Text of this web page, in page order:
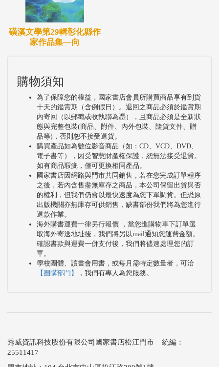
磺溪文學第29輯彰化縣作
家作品集—向
購物須知
為了保障您的權益，國家書店會員所購買商品享有到貨
十天的鑑賞期（含例假日）。退回之商品必須於鑑賞期
內寄回（以郵戳或收執聯為憑），且商品必須是全新狀
態與完整包裝(商品、附件、內外包裝、隨貨文件、贈
品等)，否則恕不接受退貨。
購買產品如為數位影音商品（如：CD、VCD、DVD、
電子書等），因受智慧財產權保護，恕無法接受退貨。
如有商品瑕疵，僅可更換相同產品。
國家書店因網路與門市共同銷售，若在您完成訂單程序
之後，若內含售盡無庫存之商品，本公司保留出貨與否
的權利，但我們仍會以最快速度為您下單調貨。但恐原
出版機關亦無庫存可供銷售，缺書部份我們將為您進行
退款作業。
海外購書運費一律另行報價 ，當您進購物車下訂單選
取海外寄送地址後，我們將另以mail通知您運費金額。
確認書款與運費一併支付後，我們將儘速處理您的訂
單。
學校團體、讀書會用書，或每月需特定數量者，可洽
【團購部門】
，我們有專人為您服務。
秀威資訊科技股份有限公司國家書店松江門市 統編：
25511417